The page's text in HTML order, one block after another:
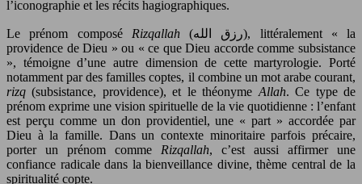
l’iconographie et les récits hagiographiques.
Le prénom composé Rizqallah(رزق الله), littéralement « la
providence de Dieu » ou « ce que Dieu accorde comme subsistance
», témoigne d’une autre dimension de cette martyrologie. Porté
notamment par des familles coptes, il combine un mot arabe courant,
rizq (subsistance, providence), et le théonymeAllah. Ce type de
prénom exprime une vision spirituelle de la vie quotidienne : l’enfant
est perçu comme un don providentiel, une « part » accordée par
Dieu à la famille. Dans un contexte minoritaire parfois précaire,
porter un prénom comme Rizqallah, c’est aussi affirmer une
confiance radicale dans la bienveillance divine, thème central de la
spiritualité copte.